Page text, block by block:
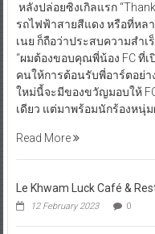
หลังปล่อยซิงเกิลแรก
รถไฟฟ้าสายสีแดง หรือที่ห
เนย ก็ถือว่าประสบความสำ
“ผมต้องขอบคุณพี่น้อง FC ที่เ
คนให้การต้อนรับพี่อาร์ตอย่
ใหม่นี้จะมีของขวัญมอบให้
เดียว แต่มาพร้อมนักร้องหนุ่
Read More
Le Khwam Luck Café &
12 February 2023 0